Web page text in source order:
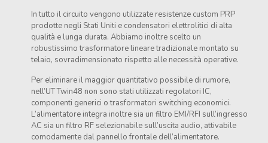
In tutto il circuito vengono utilizzate resistenze custom PRP
prodotte negli Stati Uniti e condensatori elettrolitici di alta
qualità e lunga durata. Abbiamo inoltre scelto un
robustissimo trasformatore lineare tradizionale montato su
telaio, sovradimensionato rispetto alle necessità operative.
Per eliminare il maggior quantitativo possibile di rumore,
nell’UT Twin48 non sono stati utilizzati regolatori IC,
componenti generici o trasformatori switching economici.
L’alimentatore integra inoltre sia un filtro EMI/RFI sull’ingresso
AC sia un filtro RF selezionabile sull’uscita audio, attivabile
comodamente dal pannello frontale dell’alimentatore.